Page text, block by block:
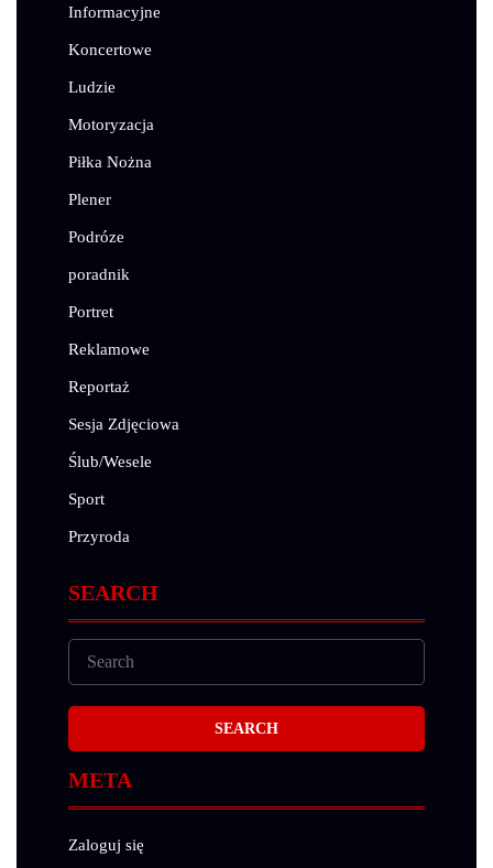
Informacyjne
Koncertowe
Ludzie
Motoryzacja
Piłka Nożna
Plener
Podróze
poradnik
Portret
Reklamowe
Reportaż
Sesja Zdjęciowa
Ślub/Wesele
Sport
Przyroda
SEARCH
META
Zaloguj się